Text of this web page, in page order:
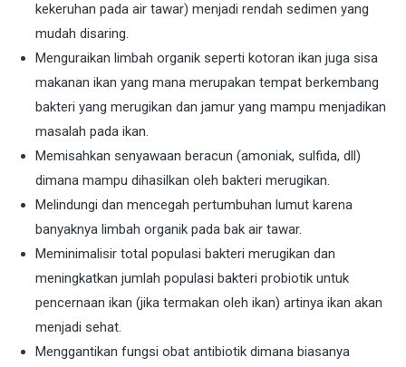
kekeruhan pada air tawar) menjadi rendah sedimen yang
mudah disaring.
Menguraikan limbah organik seperti kotoran ikan juga sisa
makanan ikan yang mana merupakan tempat berkembang
bakteri yang merugikan dan jamur yang mampu menjadikan
masalah pada ikan.
Memisahkan senyawaan beracun (amoniak, sulfida, dll)
dimana mampu dihasilkan oleh bakteri merugikan.
Melindungi dan mencegah pertumbuhan lumut karena
banyaknya limbah organik pada bak air tawar.
Meminimalisir total populasi bakteri merugikan dan
meningkatkan jumlah populasi bakteri probiotik untuk
pencernaan ikan (jika termakan oleh ikan) artinya ikan akan
menjadi sehat.
Menggantikan fungsi obat antibiotik dimana biasanya